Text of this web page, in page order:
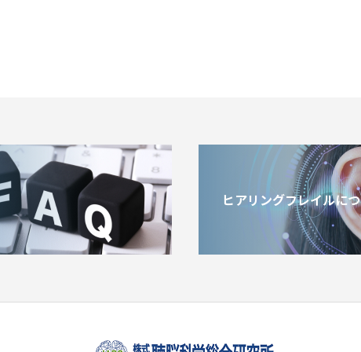
ヒアリングフレイルに